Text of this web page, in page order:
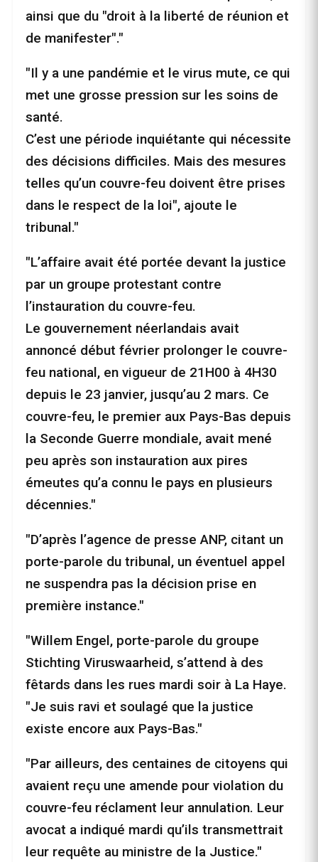
ainsi que du "droit à la liberté de réunion et
de manifester"."
"Il y a une pandémie et le virus mute, ce qui
met une grosse pression sur les soins de
santé.
C’est une période inquiétante qui nécessite
des décisions difficiles. Mais des mesures
telles qu’un couvre-feu doivent être prises
dans le respect de la loi", ajoute le
tribunal."
"L’affaire avait été portée devant la justice
par un groupe protestant contre
l’instauration du couvre-feu.
Le gouvernement néerlandais avait
annoncé début février prolonger le couvre-
feu national, en vigueur de 21H00 à 4H30
depuis le 23 janvier, jusqu’au 2 mars. Ce
couvre-feu, le premier aux Pays-Bas depuis
la Seconde Guerre mondiale, avait mené
peu après son instauration aux pires
émeutes qu’a connu le pays en plusieurs
décennies."
"D’après l’agence de presse ANP, citant un
porte-parole du tribunal, un éventuel appel
ne suspendra pas la décision prise en
première instance."
"Willem Engel, porte-parole du groupe
Stichting Viruswaarheid, s’attend à des
fêtards dans les rues mardi soir à La Haye.
"Je suis ravi et soulagé que la justice
existe encore aux Pays-Bas."
"Par ailleurs, des centaines de citoyens qui
avaient reçu une amende pour violation du
couvre-feu réclament leur annulation. Leur
avocat a indiqué mardi qu’ils transmettrait
leur requête au ministre de la Justice."